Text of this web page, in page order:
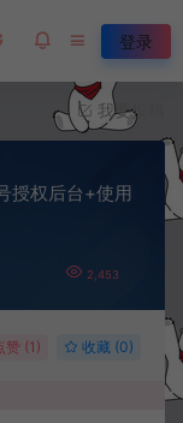
登录
我要投稿
授权后台+使用
2,453
赞 (1 ) 收藏 (0)